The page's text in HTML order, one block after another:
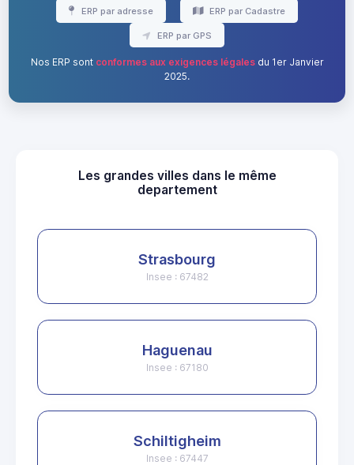
ERP par adresse ERP par Cadastre
ERP par GPS
Nos ERP sont conformes aux exigences légalesdu 1er Janvier
2025.
Les grandes villes dans le même
departement
Strasbourg
Insee : 67482
Haguenau
Insee : 67180
Schiltigheim
Insee : 67447